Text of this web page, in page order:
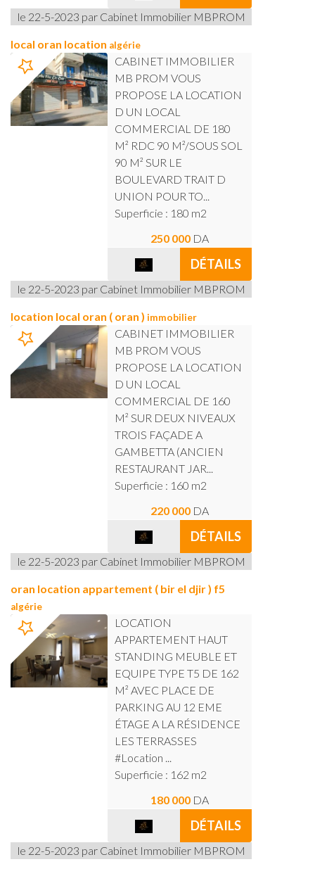
le 22-5-2023 par Cabinet Immobilier MBPROM
local oran location algérie
CABINET IMMOBILIER
MB PROM VOUS
PROPOSE LA LOCATION
D UN LOCAL
COMMERCIAL DE 180
M² RDC 90 M²/SOUS SOL
90 M² SUR LE
BOULEVARD TRAIT D
UNION POUR TO...
Superficie : 180 m2
250 000 DA
DÉTAILS
le 22-5-2023 par Cabinet Immobilier MBPROM
location local oran ( oran ) immobilier
CABINET IMMOBILIER
MB PROM VOUS
PROPOSE LA LOCATION
D UN LOCAL
COMMERCIAL DE 160
M² SUR DEUX NIVEAUX
TROIS FAÇADE A
GAMBETTA (ANCIEN
RESTAURANT JAR...
Superficie : 160 m2
220 000 DA
DÉTAILS
le 22-5-2023 par Cabinet Immobilier MBPROM
oran location appartement ( bir el djir ) f5
algérie
LOCATION
APPARTEMENT HAUT
STANDING MEUBLE ET
EQUIPE TYPE T5 DE 162
M² AVEC PLACE DE
PARKING AU 12 EME
ÉTAGE A LA RÉSIDENCE
LES TERRASSES
#Location ...
Superficie : 162 m2
180 000 DA
DÉTAILS
le 22-5-2023 par Cabinet Immobilier MBPROM